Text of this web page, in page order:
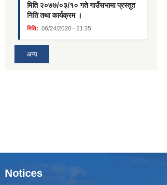
मिति २०७७/०३/१० गते गाउँसभामा प्रस्तुत
निति तथा कार्यक्रम ।
मिति: 06/24/2020 - 21:35
अन्य
Notices